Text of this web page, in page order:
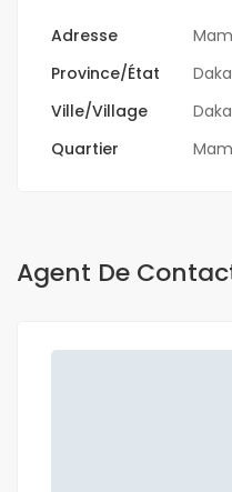
Adresse
Province/État
Ville/Village
Quartier
Agent De